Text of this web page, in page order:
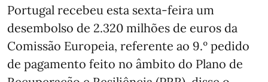
Portugal recebeu esta sexta-feira um
desembolso de 2.320 milhões de euros da
Comissão Europeia, referente ao 9.º pedido
de pagamento feito no âmbito do Plano de